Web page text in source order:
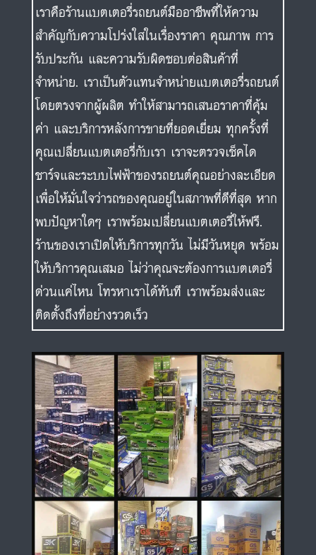
เราคือร้านแบตเตอรี่รถยนต์มืออาชีพที่ให้ความ
สำคัญกับความโปร่งใสในเรื่องราคา คุณภาพ การ
รับประกัน และความรับผิดชอบต่อสินค้าที่
จำหน่าย. เราเป็นตัวแทนจำหน่ายแบตเตอรี่รถยนต์
โดยตรงจากผู้ผลิต ทำให้สามารถเสนอราคาที่คุ้ม
ค่า และบริการหลังการขายที่ยอดเยี่ยม ทุกครั้งที่
คุณเปลี่ยนแบตเตอรี่กับเรา เราจะตรวจเช็คได
ชาร์จและระบบไฟฟ้าของรถยนต์คุณอย่างละเอียด
เพื่อให้มั่นใจว่ารถของคุณอยู่ในสภาพที่ดีที่สุด หาก
พบปัญหาใดๆ เราพร้อมเปลี่ยนแบตเตอรี่ให้ฟรี.
ร้านของเราเปิดให้บริการทุกวัน ไม่มีวันหยุด พร้อม
ให้บริการคุณเสมอ ไม่ว่าคุณจะต้องการแบตเตอรี่
ด่วนแค่ไหน โทรหาเราได้ทันที เราพร้อมส่งและ
ติดตั้งถึงที่อย่างรวดเร็ว